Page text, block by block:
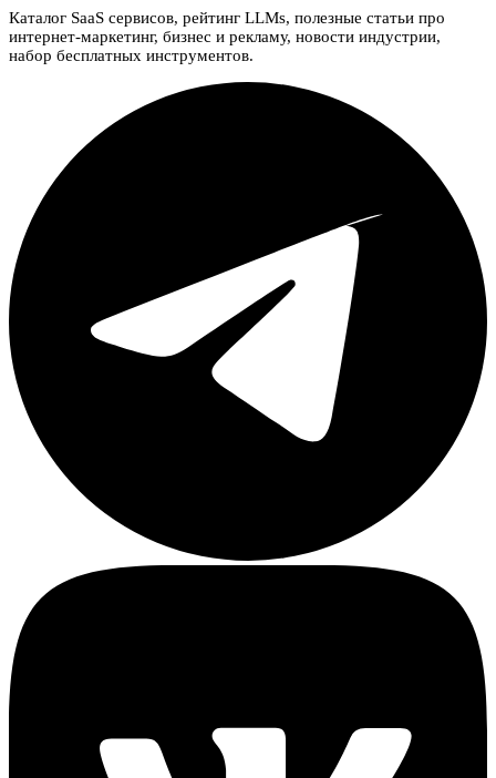
Каталог SaaS сервисов, рейтинг LLMs, полезные статьи про
интернет-маркетинг, бизнес и рекламу, новости индустрии,
набор бесплатных инструментов.